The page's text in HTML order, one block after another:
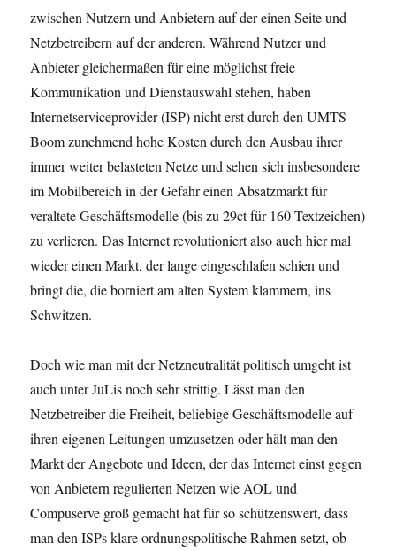
zwischen Nutzern und Anbietern auf der einen Seite und
Netzbetreibern auf der anderen. Während Nutzer und
Anbieter gleichermaßen für eine möglichst freie
Kommunikation und Dienstauswahl stehen, haben
Internetserviceprovider (ISP) nicht erst durch den UMTS-
Boom zunehmend hohe Kosten durch den Ausbau ihrer
immer weiter belasteten Netze und sehen sich insbesondere
im Mobilbereich in der Gefahr einen Absatzmarkt für
veraltete Geschäftsmodelle (bis zu 29ct für 160 Textzeichen)
zu verlieren. Das Internet revolutioniert also auch hier mal
wieder einen Markt, der lange eingeschlafen schien und
bringt die, die borniert am alten System klammern, ins
Schwitzen.
Doch wie man mit der Netzneutralität politisch umgeht ist
auch unter JuLis noch sehr strittig. Lässt man den
Netzbetreiber die Freiheit, beliebige Geschäftsmodelle auf
ihren eigenen Leitungen umzusetzen oder hält man den
Markt der Angebote und Ideen, der das Internet einst gegen
von Anbietern regulierten Netzen wie AOL und
Compuserve groß gemacht hat für so schützenswert, dass
man den ISPs klare ordnungspolitische Rahmen setzt, ob